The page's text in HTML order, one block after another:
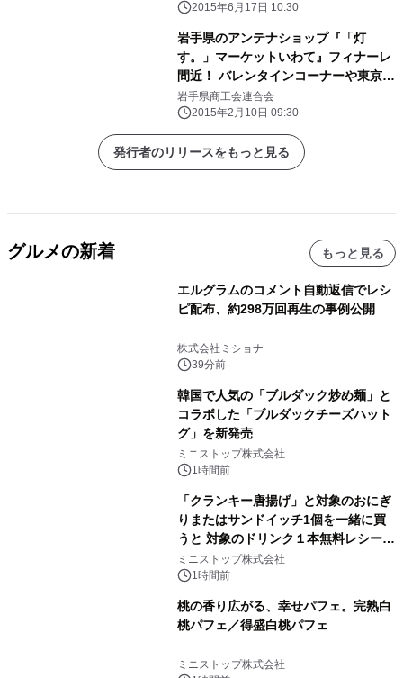
2015年6月17日 10:30
岩手県のアンテナショップ『「灯
す。」マーケットいわて』フィナーレ
間近！ バレンタインコーナーや東京ガ
スショールームとのコラボ試食イベン
ト開催 ～横浜「MARK IS みなとみら
い」で2月16日まで開設～
岩手県商工会連合会
2015年2月10日 09:30
発行者のリリースをもっと見る
グルメの新着 もっと見る
エルグラムのコメント自動返信でレシ
ピ配布、約298万回再生の事例公開
株式会社ミショナ
39分前
韓国で人気の「ブルダック炒め麺」と
コラボした「ブルダックチーズハット
グ」を新発売
ミニストップ株式会社
1時間前
「クランキー唐揚げ」と対象のおにぎ
りまたはサンドイッチ1個を一緒に買
うと 対象のドリンク１本無料レシート
クーポンもらえる！※1
ミニストップ株式会社
1時間前
桃の香り広がる、幸せパフェ。完熟白
桃パフェ／得盛白桃パフェ
ミニストップ株式会社